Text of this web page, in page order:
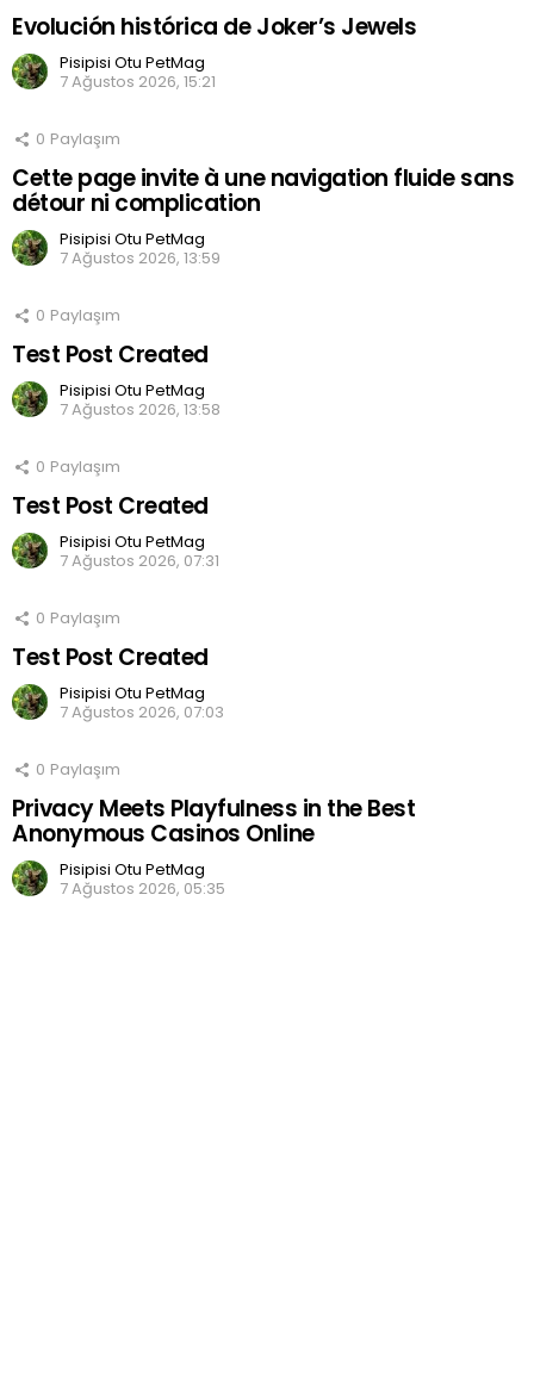
Evolución histórica de Joker’s Jewels
Pisipisi Otu PetMag
7 Ağustos 2026, 15:21
0 Paylaşım
Cette page invite à une navigation fluide sans
détour ni complication
Pisipisi Otu PetMag
7 Ağustos 2026, 13:59
0 Paylaşım
Test Post Created
Pisipisi Otu PetMag
7 Ağustos 2026, 13:58
0 Paylaşım
Test Post Created
Pisipisi Otu PetMag
7 Ağustos 2026, 07:31
0 Paylaşım
Test Post Created
Pisipisi Otu PetMag
7 Ağustos 2026, 07:03
0 Paylaşım
Privacy Meets Playfulness in the Best
Anonymous Casinos Online
Pisipisi Otu PetMag
7 Ağustos 2026, 05:35